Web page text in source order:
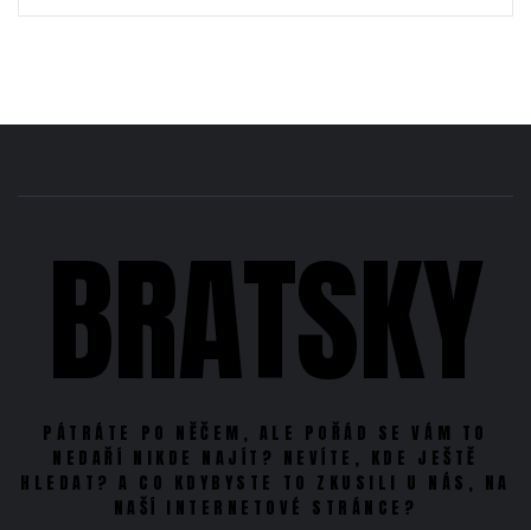
BRATSKY
PÁTRÁTE PO NĚČEM, ALE POŘÁD SE VÁM TO
NEDAŘÍ NIKDE NAJÍT? NEVÍTE, KDE JEŠTĚ
HLEDAT? A CO KDYBYSTE TO ZKUSILI U NÁS, NA
NAŠÍ INTERNETOVÉ STRÁNCE?